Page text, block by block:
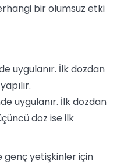
bir olumsuz etki
uygulanır. İlk dozdan
uygulanır. İlk dozdan
doz ise ilk
genç yetişkinler için